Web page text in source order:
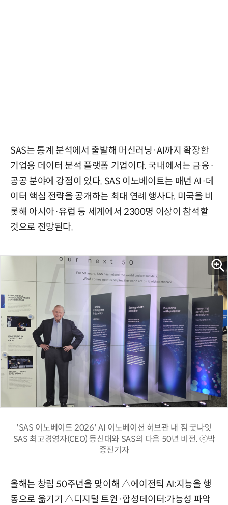
SAS는 통계 분석에서 출발해 머신러닝·AI까지 확장한
기업용 데이터 분석 플랫폼 기업이다. 국내에서는 금융·
공공 분야에 강점이 있다. SAS 이노베이트는 매년 AI·데
이터 핵심 전략을 공개하는 최대 연례 행사다. 미국을 비
롯해 아시아·유럽 등 세계에서 2300명 이상이 참석할
것으로 전망된다.
'SAS 이노베이트 2026' AI 이노베이션 허브관 내 짐 굿나잇
SAS 최고경영자(CEO) 등신대와 SAS의 다음 50년 비전. ⓒ박
종진기자
올해는 창립 50주년을 맞이해 △에이전틱 AI:지능을 행
동으로 옮기기 △디지털 트윈·합성데이터:가능성 파악